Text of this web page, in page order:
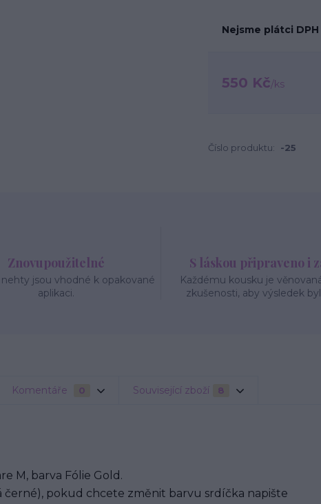
Nejsme plátci DPH
550 Kč/ks
Číslo produktu: -25
Znovupoužitelné
nehty jsou vhodné k opakované
aplikaci.
S láskou připraveno i
Každému kousku je
zkušenosti, aby výsledek
Komentáře 0 Související zboží 8
M, barva Fólie Gold.
černé), pokud chcete změnit barvu srdíčka napište